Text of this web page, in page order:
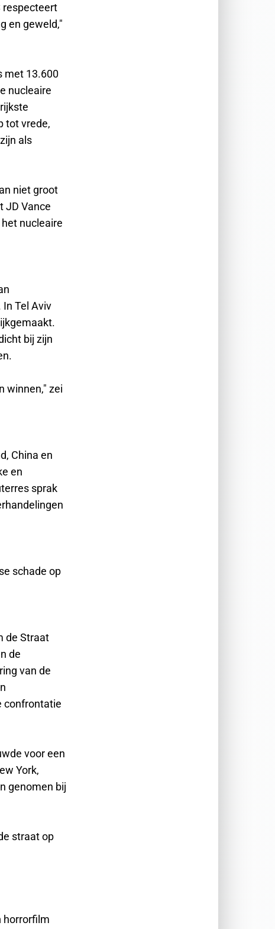
respecteert
en geweld,"
met 13.600
nucleaire
tot vrede,
als
niet groot
JD Vance
nucleaire
Tel Aviv
bij zijn
winnen," zei
China en
en
sprak
schade op
de Straat
de
van de
confrontatie
voor een
York,
genomen bij
straat op
horrorfilm